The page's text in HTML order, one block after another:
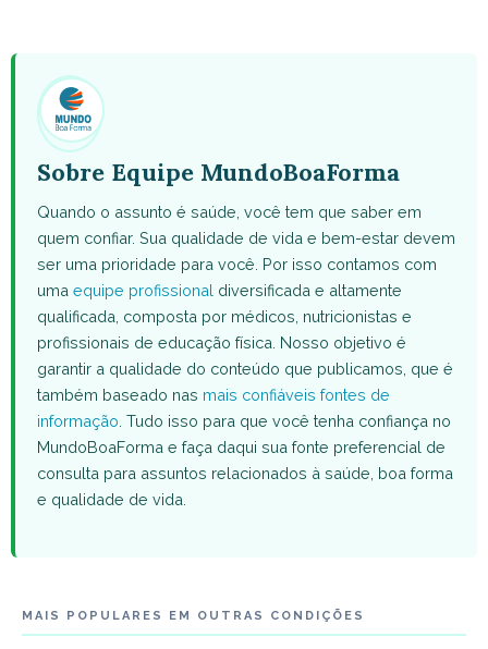
Sobre Equipe MundoBoaForma
Quando o assunto é saúde, você tem que saber em
quem confiar. Sua qualidade de vida e bem-estar devem
ser uma prioridade para você. Por isso contamos com
uma equipe profissional diversificada e altamente
qualificada, composta por médicos, nutricionistas e
profissionais de educação física. Nosso objetivo é
garantir a qualidade do conteúdo que publicamos, que é
também baseado nas mais confiáveis fontes de
informação . Tudo isso para que você tenha confiança no
MundoBoaForma e faça daqui sua fonte preferencial de
consulta para assuntos relacionados à saúde, boa forma
e qualidade de vida.
MAIS POPULARES EM OUTRAS CONDIÇÕES